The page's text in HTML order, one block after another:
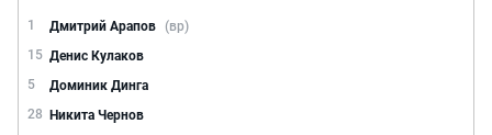
1 Дмитрий Арапов (вр)
15 Денис Кулаков
5
Доминик Динга
28 Никита Чернов